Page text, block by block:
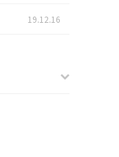
19.12.16